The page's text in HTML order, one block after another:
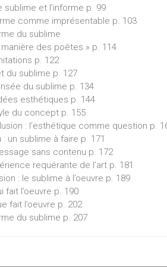
sublime et l’informe p. 99
comme imprésentable p. 103
du sublime
manière des poètes » p. 114
p. 122
du sublime p. 127
du sublime p. 134
esthétiques p. 144
du concept p. 155
: l’esthétique comme question p.
: un sublime à faire p. 171
sans contenu p. 172
requérante de l’art p. 181
: le sublime à l’oeuvre p. 189
fait l’oeuvre p. 190
fait l’oeuvre p. 202
du sublime p. 207